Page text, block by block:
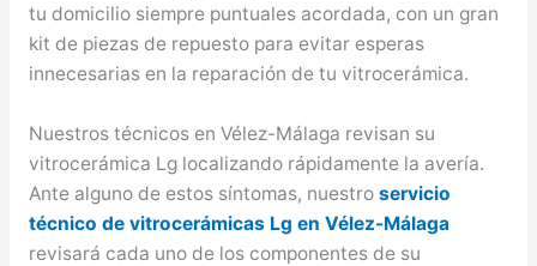
tu domicilio siempre puntuales acordada, con un gran
kit de piezas de repuesto para evitar esperas
innecesarias en la reparación de tu vitrocerámica.
Nuestros técnicos en Vélez-Málaga revisan su
vitrocerámica Lg localizando rápidamente la avería.
Ante alguno de estos síntomas, nuestro servicio
técnico de vitrocerámicas Lg en Vélez-Málaga
revisará cada uno de los componentes de su